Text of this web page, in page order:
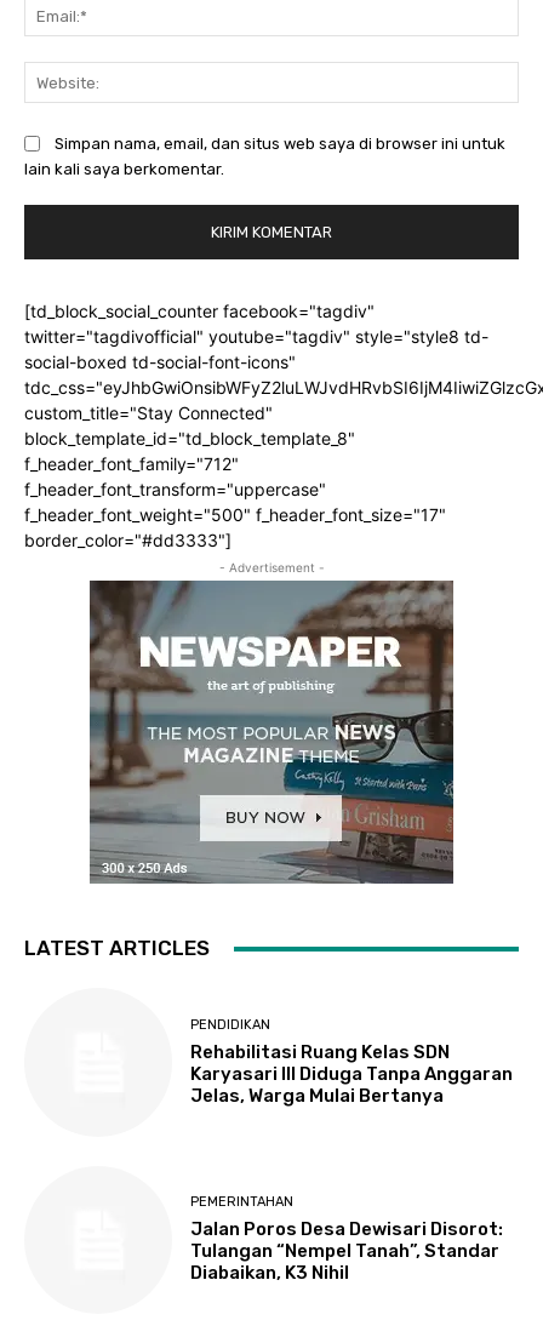
Simpan nama, email, dan situs web saya di browser ini untuk
lain kali saya berkomentar.
[td_block_social_counter facebook="tagdiv"
twitter="tagdivofficial" youtube="tagdiv" style="style8 td-
social-boxed td-social-font-icons"
custom_title="Stay Connected"
block_template_id="td_block_template_8"
f_header_font_family="712"
f_header_font_transform="uppercase"
f_header_font_weight="500" f_header_font_size="17"
border_color="#dd3333"]
- Advertisement -
LATEST ARTICLES
PENDIDIKAN
Rehabilitasi Ruang Kelas SDN
Karyasari III Diduga Tanpa Anggaran
Jelas, Warga Mulai Bertanya
PEMERINTAHAN
Jalan Poros Desa Dewisari Disorot:
Tulangan “Nempel Tanah”, Standar
Diabaikan, K3 Nihil